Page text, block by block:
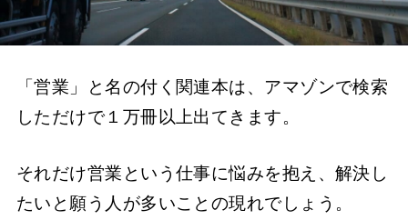
「営業」と名の付く関連本は、アマゾンで検索
しただけで１万冊以上出てきます。
それだけ営業という仕事に悩みを抱え、解決し
たいと願う人が多いことの現れでしょう。